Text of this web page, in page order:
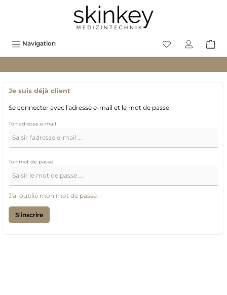
Navigation
Je suis déjà client
Se connecter avec l'adresse e-mail et le mot de passe
Ton adresse e-mail
Ton mot de passe
J'ai oublié mon mot de passe.
S'inscrire